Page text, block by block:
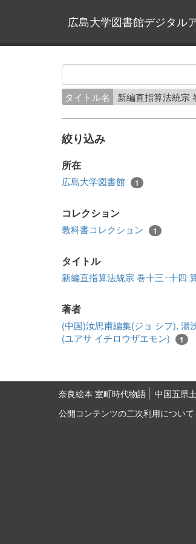
広島大学図書館デジタル
タイトル名 新編直指算法統宗
絞り込み
所在
広島大学図書館 1
コレクション
教科書コレクション 1
タイトル
新編直指算法統宗 巻十三･十四
著者
(中国)汝思甫編集(ジョ シフ), 湯
(ユアサ イチロウザエモン)
1
奈良絵本 室町時代物語 中国五県
公開コンテンツの二次利用について